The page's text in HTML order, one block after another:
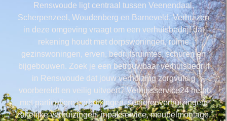
Renswoude ligt centraal tussen Veenendaal,
Scherpenzeel, Woudenberg en Barneveld. Verhuizen
in deze omgeving vraagt om een verhuisbedrijf dat
rekening houdt met dorpswoningen, ruime
gezinswoningen, erven, bedrijfsruimtes, schuren en
bijgebouwen. Zoek je een betrouwbaar verhuisbedrijf
in Renswoude dat jouw verhuizing zorgvuldig
voorbereidt en veilig uitvoert? Verhuisservice24 helpt
met particuliere verhuizingen, seniorenverhuizingen,
zakelijke verhuizingen, inpakservice, meubelmontage,